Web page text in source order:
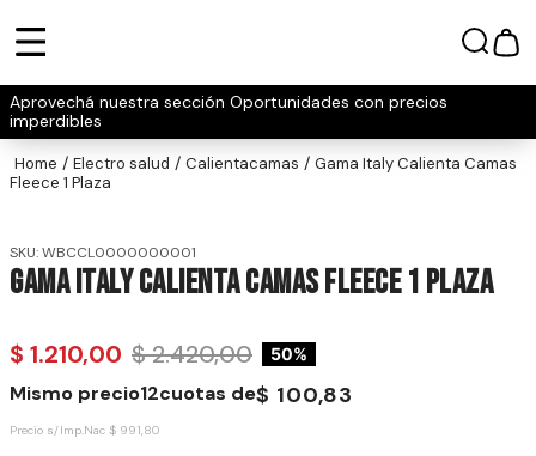
Aprovechá nuestra sección Oportunidades con precios
imperdibles
electro salud calientacamas
Gama Italy Calienta Camas
Fleece 1 Plaza
SKU:WBCCL0000000001
Gama Italy Calienta Camas Fleece 1 Plaza
$ 1.210,00 $2.420,00 50%
Mismo precio12cuotas de$ 100,83
Precio s/Imp.Nac $ 991,80